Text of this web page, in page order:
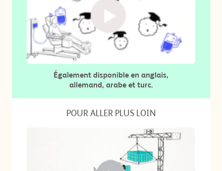
Également disponible en anglais,
allemand, arabe et turc.
POUR ALLER PLUS LOIN